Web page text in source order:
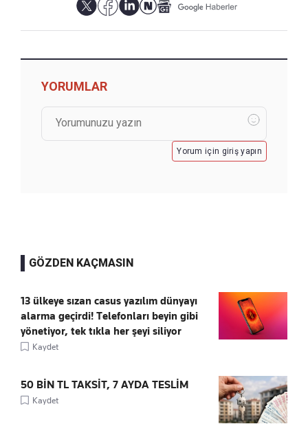
YORUMLAR
Yorum için giriş yapın
GÖZDEN KAÇMASIN
13 ülkeye sızan casus yazılım dünyayı
alarma geçirdi! Telefonları beyin gibi
yönetiyor, tek tıkla her şeyi siliyor
Kaydet
50 BİN TL TAKSİT, 7 AYDA TESLİM
Kaydet